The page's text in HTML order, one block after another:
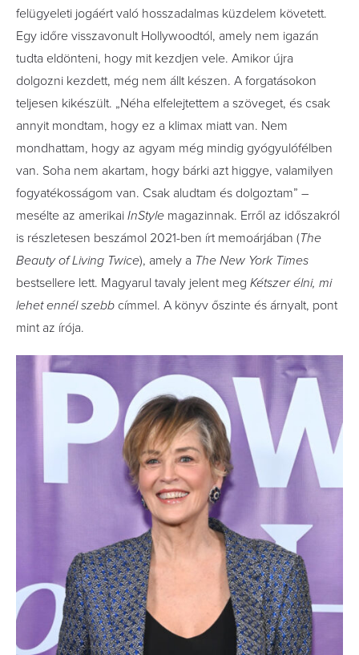
felügyeleti jogáért való hosszadalmas küzdelem követett.
Egy időre visszavonult Hollywoodtól, amely nem igazán
tudta eldönteni, hogy mit kezdjen vele. Amikor újra
dolgozni kezdett, még nem állt készen. A forgatásokon
teljesen kikészült. „Néha elfelejtettem a szöveget, és csak
annyit mondtam, hogy ez a klimax miatt van. Nem
mondhattam, hogy az agyam még mindig gyógyulófélben
van. Soha nem akartam, hogy bárki azt higgye, valamilyen
fogyatékosságom van. Csak aludtam és dolgoztam” –
mesélte az amerikai InStyle magazinnak. Erről az időszakról
is részletesen beszámol 2021-ben írt memoárjában (The
Beauty of Living Twice), amely a The New York Times
bestsellere lett. Magyarul tavaly jelent meg Kétszer élni, mi
lehet ennél szebb címmel. A könyv őszinte és árnyalt, pont
mint az írója.